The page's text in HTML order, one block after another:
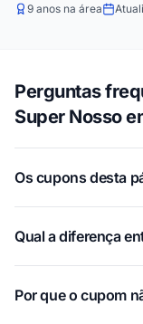
9 anos na área
Perguntas
Super Nosso
Os cupons desta
Qual a diferença
Por que o cupom